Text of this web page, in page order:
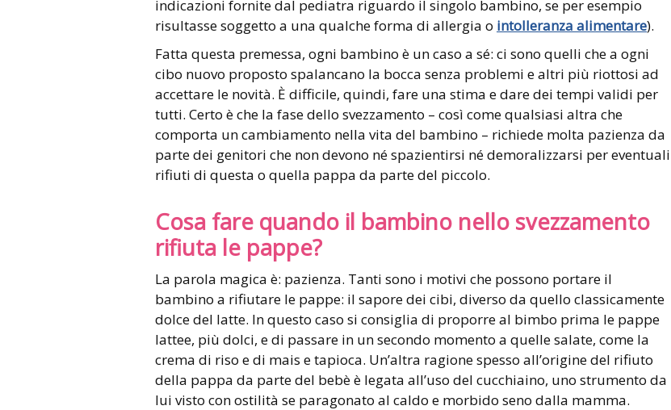
indicazioni fornite dal pediatra riguardo il singolo bambino, se per esempio
risultasse soggetto a una qualche forma di allergia o intolleranza alimentare).
Fatta questa premessa, ogni bambino è un caso a sé: ci sono quelli che a ogni
cibo nuovo proposto spalancano la bocca senza problemi e altri più riottosi ad
accettare le novità. È difficile, quindi, fare una stima e dare dei tempi validi per
tutti. Certo è che la fase dello svezzamento – così come qualsiasi altra che
comporta un cambiamento nella vita del bambino – richiede molta pazienza da
parte dei genitori che non devono né spazientirsi né demoralizzarsi per eventuali
rifiuti di questa o quella pappa da parte del piccolo.
Cosa fare quando il bambino nello svezzamento
rifiuta le pappe?
La parola magica è: pazienza. Tanti sono i motivi che possono portare il
bambino a rifiutare le pappe: il sapore dei cibi, diverso da quello classicamente
dolce del latte. In questo caso si consiglia di proporre al bimbo prima le pappe
lattee, più dolci, e di passare in un secondo momento a quelle salate, come la
crema di riso e di mais e tapioca. Un’altra ragione spesso all’origine del rifiuto
della pappa da parte del bebè è legata all’uso del cucchiaino, uno strumento da
lui visto con ostilità se paragonato al caldo e morbido seno dalla mamma.